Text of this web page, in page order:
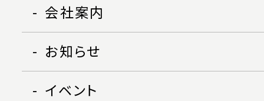
会社案内
お知らせ
イベント